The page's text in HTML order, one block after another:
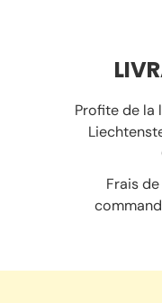
Profite de la
Frais